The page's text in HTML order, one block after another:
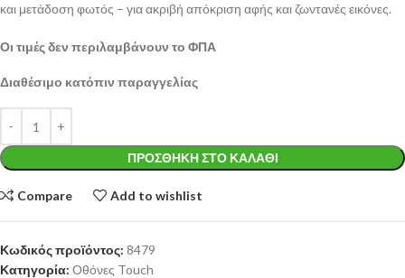
και μετάδοση φωτός – για ακριβή απόκριση αφής και ζωντανές εικόνες.
Οι τιμές δεν περιλαμβάνουν το ΦΠΑ
Διαθέσιμο κατόπιν παραγγελίας
ΠΡΟΣΘΉΚΗ ΣΤΟ ΚΑΛΆΘΙ
Compare Add to wishlist
Κωδικός προϊόντος: 8479
Κατηγορία: Οθόνες Touch